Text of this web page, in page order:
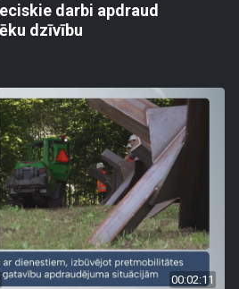
darbi apdraud
dzīvību
00:02:11